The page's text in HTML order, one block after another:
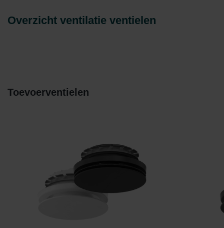
Overzicht ventilatie ventielen
Toevoerventielen